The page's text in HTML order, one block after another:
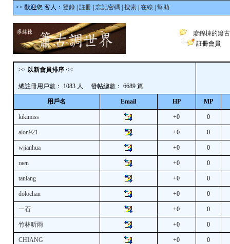
>> 歡迎您 客人： 登錄| 註冊| 忘記密碼| 搜索| 在線 幫助
廖錦棟的簫
註冊會員
>> 以新會員排序<<
總註冊用戶數： 1083 人 發帖總數： 6689 篇
用戶名 Email HP MP
kikimiss +0 0
alon921 +0 0
wjianhua +0 0
raen +0 0
tanlang +0 0
dolochan +0 0
一石 +0 0
竹林听雨 +0 0
CHIANG +0 0